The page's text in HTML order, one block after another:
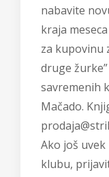
nabavite
kraja
za kupovinu
druge
savremenih
Mačado.
Ako još
klubu,